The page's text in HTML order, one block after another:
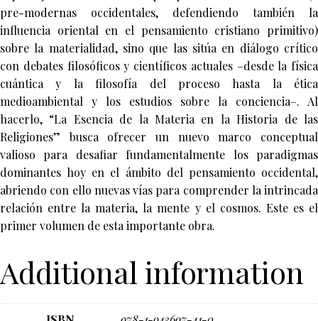
pre-modernas occidentales, defendiendo también la
influencia oriental en el pensamiento cristiano primitivo)
sobre la materialidad, sino que las sitúa en diálogo crítico
con debates filosóficos y científicos actuales –desde la física
cuántica y la filosofía del proceso hasta la ética
medioambiental y los estudios sobre la conciencia–. Al
hacerlo, “La Esencia de la Materia en la Historia de las
Religiones” busca ofrecer un nuevo marco conceptual
valioso para desafiar fundamentalmente los paradigmas
dominantes hoy en el ámbito del pensamiento occidental,
abriendo con ello nuevas vías para comprender la intrincada
relación entre la materia, la mente y el cosmos. Este es el
primer volumen de esta importante obra.
Additional information